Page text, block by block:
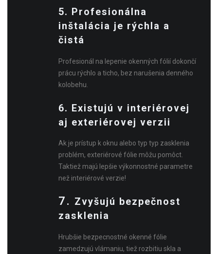
5. Profesionálna
inštalácia je rýchla a
čistá
Profesionál na lepenie okenných fólií dokončí
prácu rýchlo a ticho, bez narušenia denného
kolobehu.
6. Existujú v interiérovej
aj exteriérovej verzii
Ak je prístup k oknu alebo typ typ zasklenia
problém, exteriérové fólie môžu pomôct.
Taktiež majú lepšie výkonnostné parametre
než interiérové verzie!
7. Zvyšujú bezpečnost
zasklenia
Hrubšie bezpecnostné okenné fólie
zamedzujú vlámaniu, tiež rozbitiu skla a